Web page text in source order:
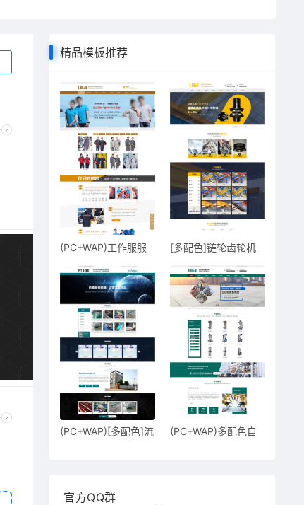
精品模板推荐
(PC+WAP)工作服服
[多配色]链轮齿轮机
(PC+WAP)[多配色]流
(PC+WAP)多配色自
官方QQ群